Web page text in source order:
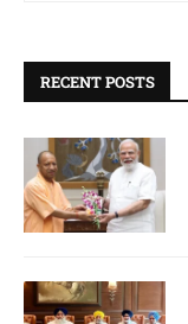
RECENT POSTS